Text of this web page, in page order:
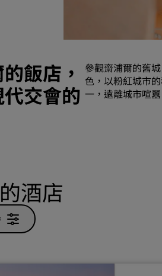
飯店，
交會的
參觀齋浦爾的舊
色，以粉紅城市
一，遠離城市喧囂
酒店